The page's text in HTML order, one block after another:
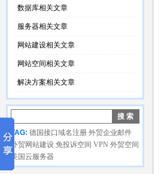
数据库相关文章
服务器相关文章
网站建设相关文章
网站空间相关文章
解决方案相关文章
TAG: 德国接口域名注册 外贸企业邮件
外贸网站建设 免投诉空间 VPN 外贸空间
美国云服务器